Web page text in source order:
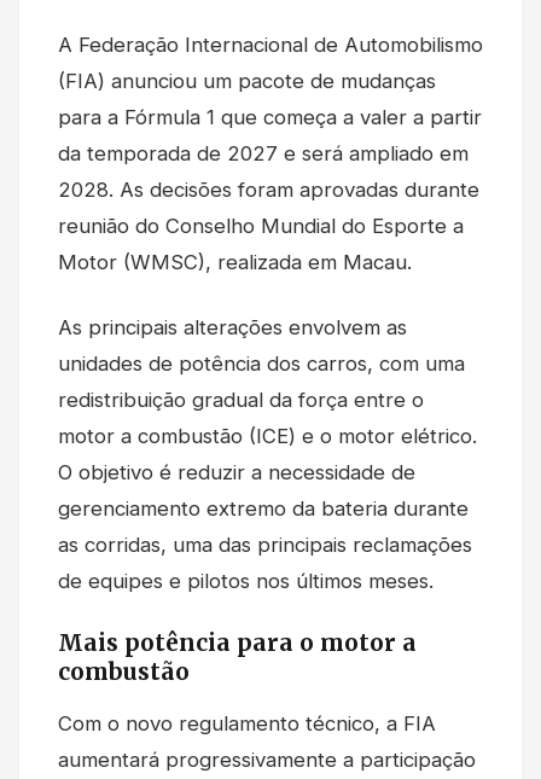
A Federação Internacional de Automobilismo
(FIA) anunciou um pacote de mudanças
para a Fórmula 1 que começa a valer a partir
da temporada de 2027 e será ampliado em
2028. As decisões foram aprovadas durante
reunião do Conselho Mundial do Esporte a
Motor (WMSC), realizada em Macau.
As principais alterações envolvem as
unidades de potência dos carros, com uma
redistribuição gradual da força entre o
motor a combustão (ICE) e o motor elétrico.
O objetivo é reduzir a necessidade de
gerenciamento extremo da bateria durante
as corridas, uma das principais reclamações
de equipes e pilotos nos últimos meses.
Mais potência para o motor a
combustão
Com o novo regulamento técnico, a FIA
aumentará progressivamente a participação